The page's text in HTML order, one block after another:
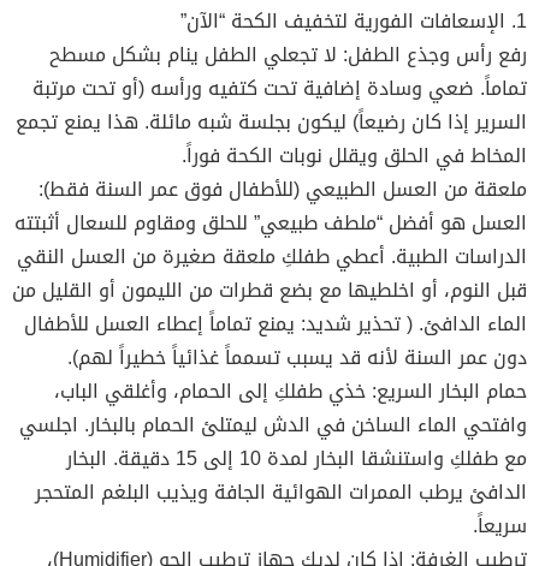
1. الإسعافات الفورية لتخفيف الكحة “الآن”
رفع رأس وجذع الطفل: لا تجعلي الطفل ينام بشكل مسطح
تماماً. ضعي وسادة إضافية تحت كتفيه ورأسه (أو تحت مرتبة
السرير إذا كان رضيعاً) ليكون بجلسة شبه مائلة. هذا يمنع تجمع
المخاط في الحلق ويقلل نوبات الكحة فوراً.
ملعقة من العسل الطبيعي (للأطفال فوق عمر السنة فقط):
العسل هو أفضل “ملطف طبيعي” للحلق ومقاوم للسعال أثبتته
الدراسات الطبية. أعطي طفلكِ ملعقة صغيرة من العسل النقي
قبل النوم، أو اخلطيها مع بضع قطرات من الليمون أو القليل من
الماء الدافئ. ( تحذير شديد: يمنع تماماً إعطاء العسل للأطفال
دون عمر السنة لأنه قد يسبب تسمماً غذائياً خطيراً لهم).
حمام البخار السريع: خذي طفلكِ إلى الحمام، وأغلقي الباب،
وافتحي الماء الساخن في الدش ليمتلئ الحمام بالبخار. اجلسي
مع طفلكِ واستنشقا البخار لمدة 10 إلى 15 دقيقة. البخار
الدافئ يرطب الممرات الهوائية الجافة ويذيب البلغم المتحجر
سريعاً.